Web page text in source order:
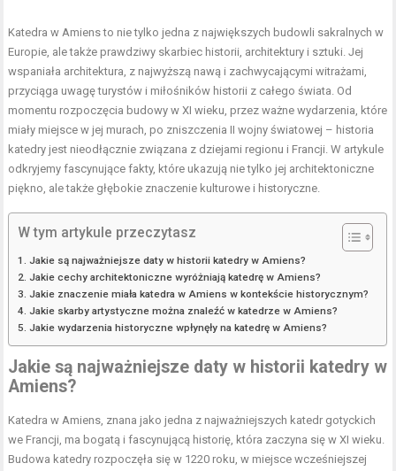
Katedra w Amiens to nie tylko jedna z największych budowli sakralnych w
Europie, ale także prawdziwy skarbiec historii, architektury i sztuki. Jej
wspaniała architektura, z najwyższą nawą i zachwycającymi witrażami,
przyciąga uwagę turystów i miłośników historii z całego świata. Od
momentu rozpoczęcia budowy w XI wieku, przez ważne wydarzenia, które
miały miejsce w jej murach, po zniszczenia II wojny światowej – historia
katedry jest nieodłącznie związana z dziejami regionu i Francji. W artykule
odkryjemy fascynujące fakty, które ukazują nie tylko jej architektoniczne
piękno, ale także głębokie znaczenie kulturowe i historyczne.
W tym artykule przeczytasz
Jakie są najważniejsze daty w historii katedry w Amiens?
Jakie cechy architektoniczne wyróżniają katedrę w Amiens?
Jakie znaczenie miała katedra w Amiens w kontekście historycznym?
Jakie skarby artystyczne można znaleźć w katedrze w Amiens?
Jakie wydarzenia historyczne wpłynęły na katedrę w Amiens?
Jakie są najważniejsze daty w historii katedry w
Amiens?
Katedra w Amiens, znana jako jedna z najważniejszych katedr gotyckich
we Francji, ma bogatą i fascynującą historię, która zaczyna się w XI wieku.
Budowa katedry rozpoczęła się w 1220 roku, w miejsce wcześniejszej